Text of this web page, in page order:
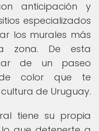
anticipación y
especializados
los murales más
zona. De esta
de un paseo
color que te
de Uruguay.
tiene su propia